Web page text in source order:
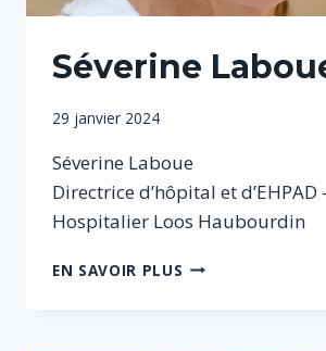
Séverine
Par
29 janvier 2024
Séverine Laboue
Directrice d’hôpital et d’EHPAD
Hospitalier Loos Haubourdin
EN SAVOIR PLUS SÉVERINE